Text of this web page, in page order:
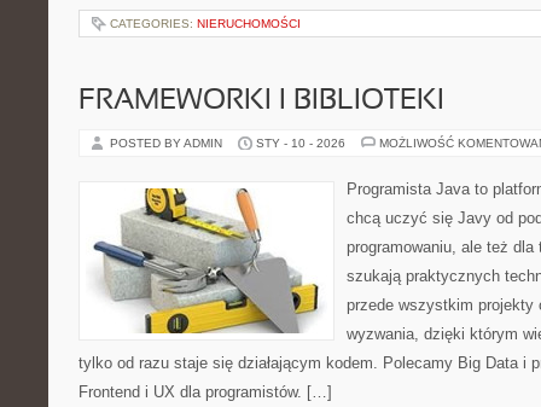
CATEGORIES: NIERUCHOMOŚCI
FRAMEWORKI I BIBLIOTEKI
POSTED BY ADMIN STY - 10 - 2026 MOŻLIWOŚĆ
Programista Java to
chcą uczyć się Javy od
programowaniu, ale też
szukają praktycznych
przede wszystkim projekty
wyzwania, dzięki którym
tylko od razu staje się działającym kodem. Polecamy Big Data i
Frontend i UX dla programistów. […]